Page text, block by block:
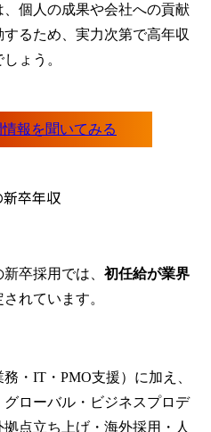
個人の成果や会社への貢献
るため、実力次第で高年収
ょう。
卒年収
卒採用では、 初任給が業界
れています。
・IT・PMO支援）に加え、
ローバル・ビジネスプロデ
点立ち上げ・海外採用・人